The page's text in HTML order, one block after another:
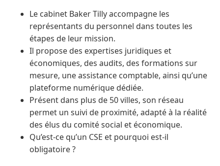
Le cabinet Baker Tilly accompagne les
représentants du personnel dans toutes les
étapes de leur mission.
Il propose des expertises juridiques et
économiques, des audits, des formations sur
mesure, une assistance comptable, ainsi qu’une
plateforme numérique dédiée.
Présent dans plus de 50 villes, son réseau
permet un suivi de proximité, adapté à la réalité
des élus du comité social et économique.
Qu’est-ce qu’un CSE et pourquoi est-il
obligatoire ?